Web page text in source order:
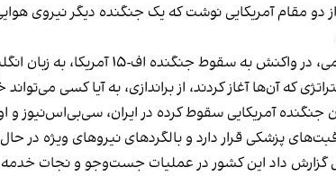
که آن‌ها آغاز کردند، از براندازی، به آیا کسی می‌تواند
جنگنده آمریکایی سقوط کرده در ایران،
پزشکی قرار دارد و بالگردهای نیروهای ویژه
گزارش داد این کشور در عملیات جست‌وجو و نجات خدمه